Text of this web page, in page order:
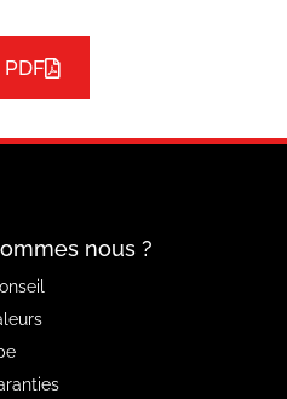
nous ?